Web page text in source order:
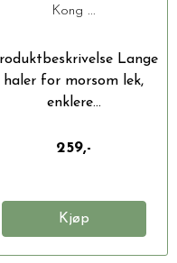
Kong ...
Lange
haler for morsom lek,
enklere...
259,-
Kjøp